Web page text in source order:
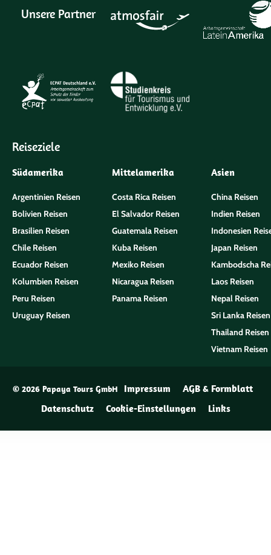
Unsere Partner
Reiseziele
Südamerika
Argentinien Reisen
Bolivien Reisen
Brasilien Reisen
Chile Reisen
Ecuador Reisen
Kolumbien Reisen
Peru Reisen
Uruguay Reisen
Mittelamerika
Costa Rica Reisen
El Salvador Reisen
Guatemala Reisen
Kuba Reisen
Mexiko Reisen
Nicaragua Reisen
Panama Reisen
Asien
China Reisen
Indien Reisen
Indonesien
Japan Reisen
Kambodscha
Laos Reisen
Nepal Reisen
Sri Lanka Reisen
Thailand Reisen
Vietnam Reisen
© 2026 Papaya Tours GmbH Impressum
AGB & Formblatt
Datenschutz
Cookie-Einstellungen Links